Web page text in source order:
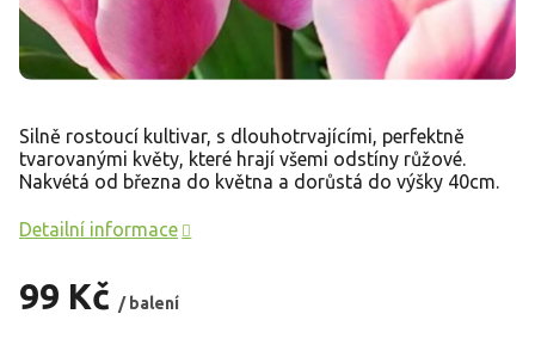
99 Kč / balení
Silně rostoucí kultivar, s dlouhotrvajícími, perfektně
tvarovanými květy, které hrají všemi odstíny růžové.
Nakvétá od března do května a dorůstá do výšky 40cm.
Detailní informace